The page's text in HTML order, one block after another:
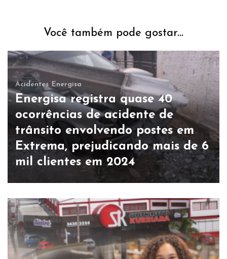
Você também pode gostar...
Acidentes Energisa
Energisa registra quase 40
ocorrências de acidente de
trânsito envolvendo postes em
Extrema, prejudicando mais de 6
mil clientes em 2024